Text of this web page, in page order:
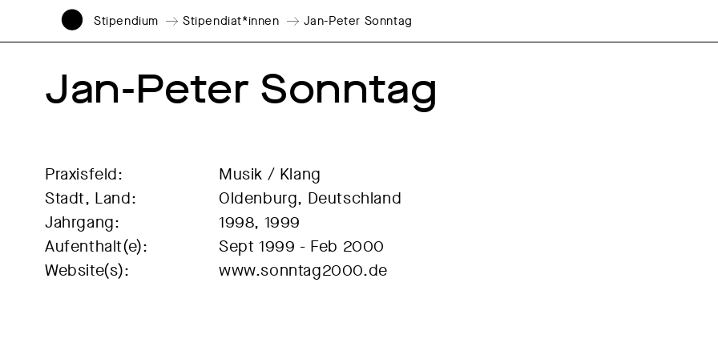
Stipendium Stipendiat*innen Jan-Peter Sonntag
Jan-Peter Sonntag
Praxisfeld:
Musik / Klang
Stadt, Land:
Oldenburg, Deutschland
Jahrgang:
1998, 1999
Aufenthalt(e):
Sept 1999 - Feb 2000
Website(s):
www.sonntag2000.de